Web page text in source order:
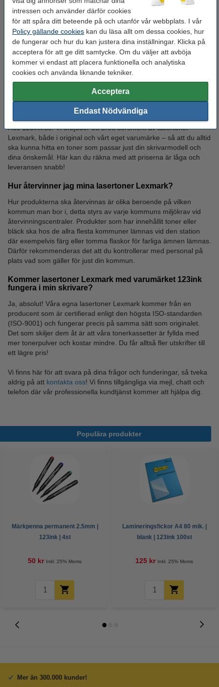
intressen och använder därför cookies
för att spåra ditt beteende på och utanför vår webbplats. I vår
Policy gällande cookies kan du läsa allt om dessa cookies, hur
de fungerar och hur du kan justera dina inställningar. Klicka på
acceptera för att ge ditt samtycke. Om du väljer att avböja
kommer vi endast att placera funktionella och analytiska
cookies och använda liknande tekniker.
Acceptera
Endast Nödvändiga
Fineliner pennor Blädderblock
Vanliga frågor om lasertoner
Vart kan jag köpa lasertoner Lexmark?
Hos 123ink.se! Vi erbjuder ett brett sortiment av lasertoner
Lexmark, både i original och vårt eget varumärke – så att du alltid
ska kunna hitta en toner som passar just din skrivarmodell och
dina önskemål. Här kan du räkna med att priserna är låga och
leveransen snabb!
Hur återvinner jag mina lasertoner Lexmark?
Hur produkterna ska återvinnas är olika beroende på vilken
kommun man bor i, detta styrs av varje kommuns miljökrav vid
återvinningscentraler. Produkter som har innehållit toner eller
bläck ska hos de allra flesta kommuner lämnas vid den station
där exempelvis färg eller tomma flaskor för farliga ämnen lämnas.
Därför rekommenderas det att du kontrollerar med personal på
plats vad som gäller för just din kommun.
Kommer lasertoner Lexmark med varumärket 123ink
fungera i min skrivare?
Ja, absolut! Våra egna lasertoner Lexmark kommer från en
producent som är certifierad enligt den högsta ISO-standarden
(ISO-9001) och fungerar precis på samma sätt som originalet.
Det som skiljer dem åt är att våra tonerkassetter är fyllda med
mer tonerpulver och kostar mindre. Du får alltså fler utskrifter till
ett lägre pris!
Vi finns här för att svara på dina frågor och funderingar, så tveka
aldrig på att kontakta oss! Vi finns tillgängliga via mejl, chatt och
telefon där vår professionella kundtjänst kommer att hjälpa dig.
Populära produkter
Märkpenna permanent 2.5mm |
123ink | 4st
50 kr Inkl. 25% Moms
Lamineringsfickor A4 80 mik. |
blank | 123ink 100st
125 kr Inkl. 25% Moms
Mer än 300.000 kunder!